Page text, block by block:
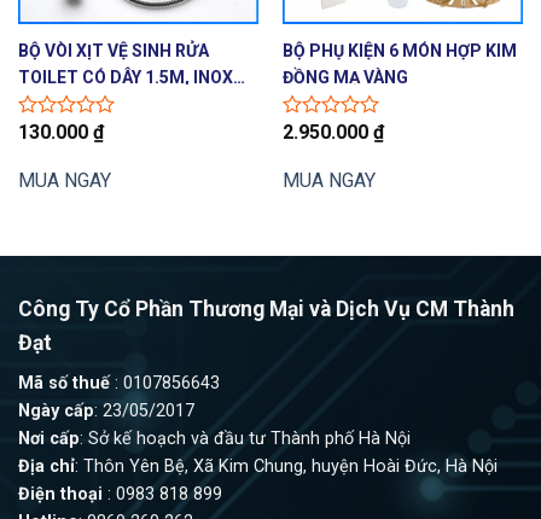
BỘ VÒI XỊT VỆ SINH RỬA
TOILET CÓ DÂY 1.5M, INOX
304, XỊT CỰC MẠNH
Được
hạng
0
130.000 ₫
MUA NGAY
BỘ PHỤ KIỆN 6 MÓN HỢP KIM
ĐỒNG MẠ VÀNG
Được
hạng
0
2.950.000 ₫
MUA NGAY
Công Ty Cổ Phần Thương Mại và Dịch Vụ CM Thành
Đạt
Mã số thuế : 0107856643
Ngày cấp: 23/05/2017
Nơi cấp: Sở kế hoạch và đầu tư Thành phố Hà Nội
Địa chỉ: Thôn Yên Bệ, Xã Kim Chung, huyện Hoài Đức, Hà Nội
Điện thoại : 0983 818 899